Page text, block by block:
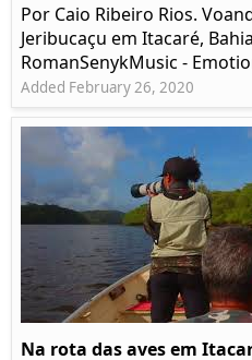
Por Caio Ribeiro Rios.
Jeribucaçu em Itacaré,
RomanSenykMusic -
Added February 26, 2020
Na rota das aves em